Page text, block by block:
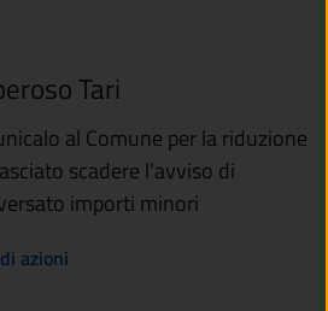
Tari
al Comune per la riduzione
scadere l'avviso di
importi minori
azioni